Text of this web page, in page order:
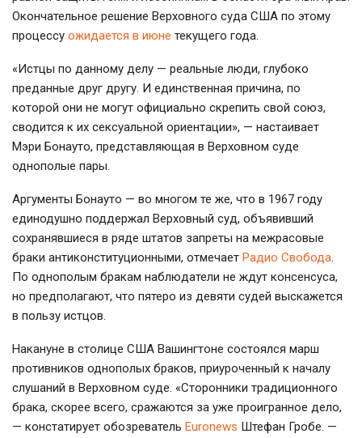
Окончательное решение Верховного суда США по этому
процессу ожидается в июне текущего года.
«Истцы по данному делу — реальные люди, глубоко
преданные друг другу. И единственная причина, по
которой они не могут официально скрепить свой союз,
сводится к их сексуальной ориентации», — настаивает
Мэри Бонауто, представляющая в Верховном суде
однополые пары.
Аргументы Бонауто — во многом те же, что в 1967 году
единодушно поддержал Верховный суд, объявивший
сохранявшиеся в ряде штатов запреты на межрасовые
браки антиконституционными, отмечает Радио Свобода.
По однополым бракам наблюдатели не ждут консенсуса,
но предполагают, что пятеро из девяти судей выскажется
в пользу истцов.
Накануне в столице США Вашингтоне состоялся марш
противников однополых браков, приуроченный к началу
слушаний в Верховном суде. «Сторонники традиционного
брака, скорее всего, сражаются за уже проигранное дело,
— констатирует обозреватель Еuronews Штефан Гробе. —